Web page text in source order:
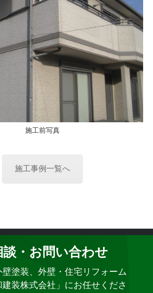
施工前写真
施工事例一覧へ
談・お問い合わせ
塗装、外壁・住宅リフォーム
装株式会社」にお任せくださ